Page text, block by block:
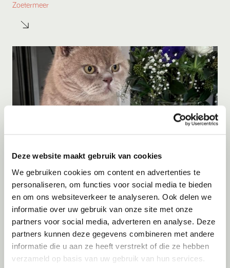
Deze website maakt gebruik van cookies
We gebruiken cookies om content en advertenties te
personaliseren, om functies voor social media te bieden
en om ons websiteverkeer te analyseren. Ook delen we
informatie over uw gebruik van onze site met onze
partners voor social media, adverteren en analyse. Deze
partners kunnen deze gegevens combineren met andere
informatie die u aan ze heeft verstrekt of die ze hebben
verzameld op basis van uw gebruik van hun services.
Zoetermeer
Adoptie10-08-2026
Max
Dieren